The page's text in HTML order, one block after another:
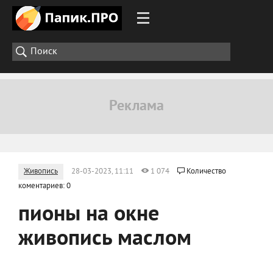
Живопись 28-03-2023, 11:11 1 074
Количество
коментариев: 0
пионы на окне
живопись маслом